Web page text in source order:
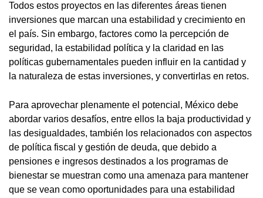
Todos estos proyectos en las diferentes áreas tienen
inversiones que marcan una estabilidad y crecimiento en
el país. Sin embargo, factores como la percepción de
seguridad, la estabilidad política y la claridad en las
políticas gubernamentales pueden influir en la cantidad y
la naturaleza de estas inversiones, y convertirlas en retos.
Para aprovechar plenamente el potencial, México debe
abordar varios desafíos, entre ellos la baja productividad y
las desigualdades, también los relacionados con aspectos
de política fiscal y gestión de deuda, que debido a
pensiones e ingresos destinados a los programas de
bienestar se muestran como una amenaza para mantener
que se vean como oportunidades para una estabilidad